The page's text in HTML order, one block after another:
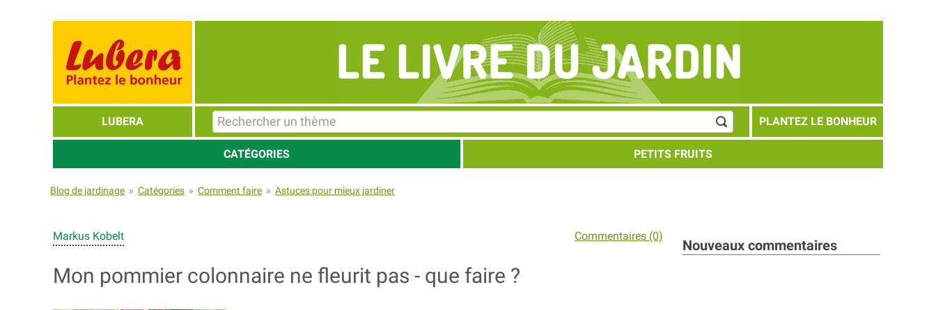
LUBERA PLANTEZ LE BONHEUR
CATÉGORIES PETITS FRUITS
Blog de jardinage » Catégories » Comment faire » Astuces pour mieux jardiner
Nouveaux commentaires
Markus Kobelt Commentaires (0)
Mon pommier colonnaire ne fleurit pas - que faire ?